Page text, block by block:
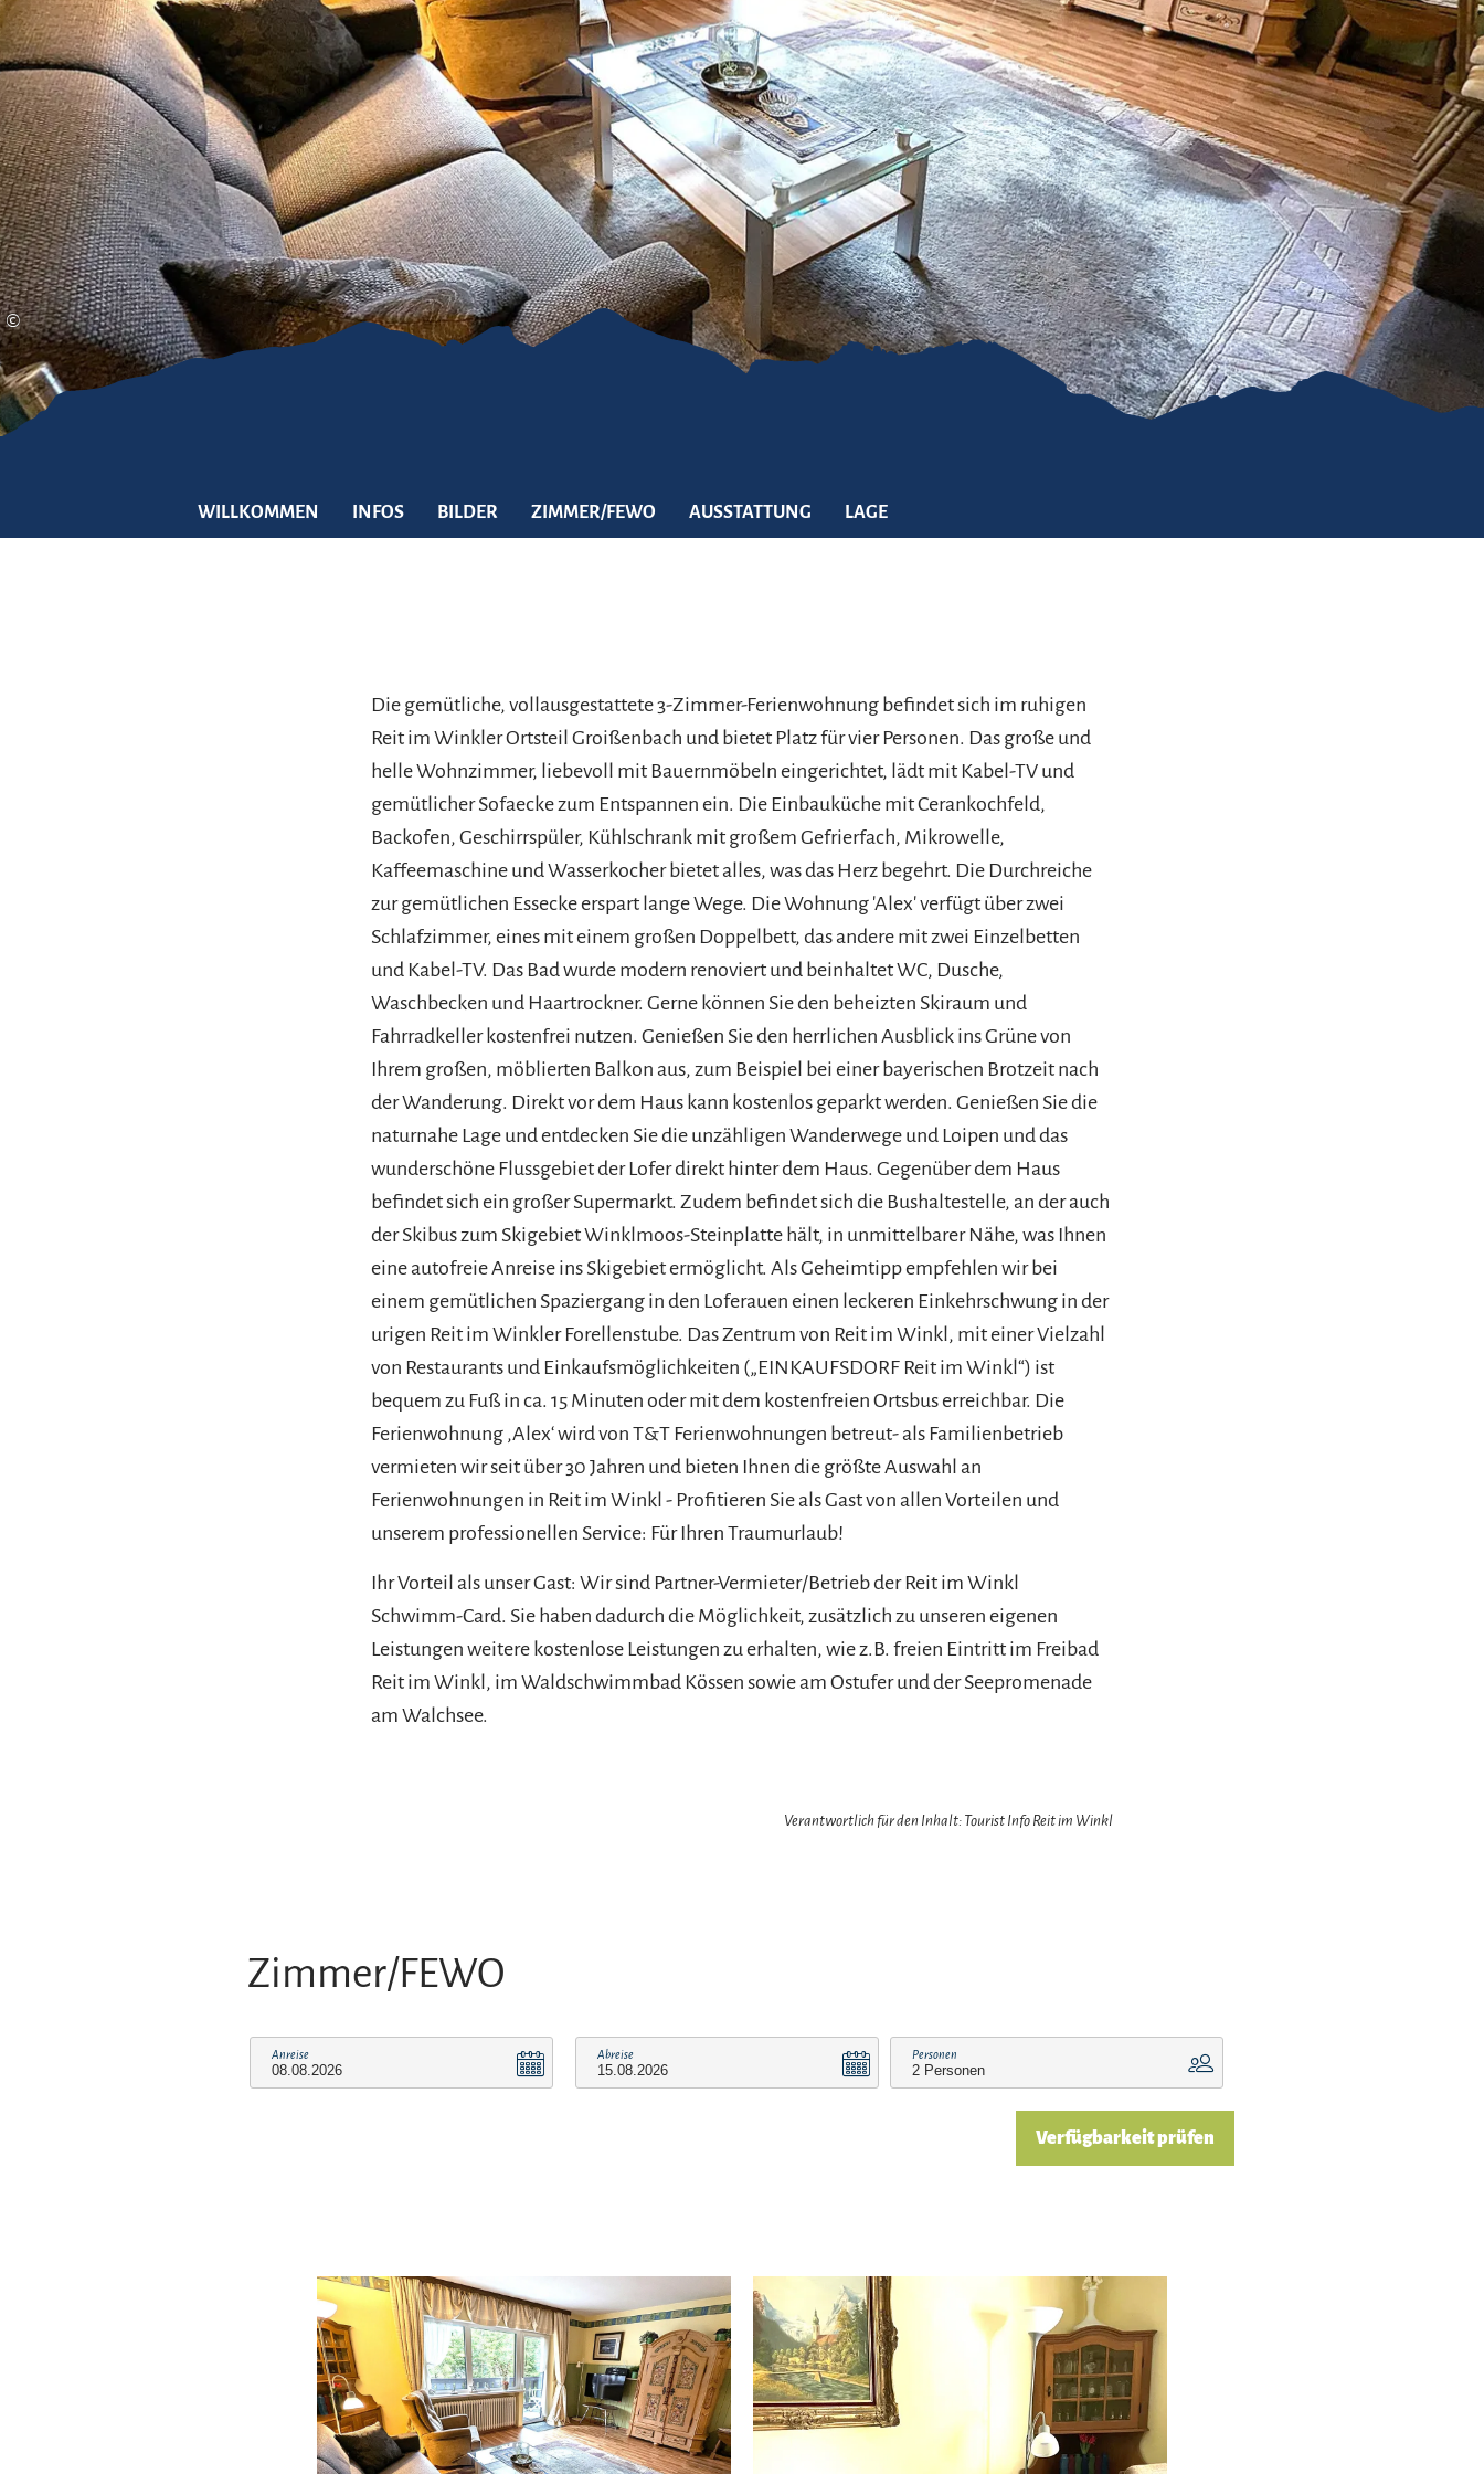
Gleitschirmfliegen &
Luftsport
Interaktive Vollbildkarte
Barrierefreiheit im
Chiemgau
Chiemgau G'schichten
©
WILLKOMMEN INFOS BILDER ZIMMER/FEWO AUSSTATTUNG LAGE
Die gemütliche, vollausgestattete 3-Zimmer-Ferienwohnung befindet sich im ruhigen
Reit im Winkler Ortsteil Groißenbach und bietet Platz für vier Personen. Das große und
helle Wohnzimmer, liebevoll mit Bauernmöbeln eingerichtet, lädt mit Kabel-TV und
gemütlicher Sofaecke zum Entspannen ein. Die Einbauküche mit Cerankochfeld,
Backofen, Geschirrspüler, Kühlschrank mit großem Gefrierfach, Mikrowelle,
Kaffeemaschine und Wasserkocher bietet alles, was das Herz begehrt. Die Durchreiche
zur gemütlichen Essecke erspart lange Wege. Die Wohnung 'Alex' verfügt über zwei
Schlafzimmer, eines mit einem großen Doppelbett, das andere mit zwei Einzelbetten
und Kabel-TV. Das Bad wurde modern renoviert und beinhaltet WC, Dusche,
Waschbecken und Haartrockner. Gerne können Sie den beheizten Skiraum und
Fahrradkeller kostenfrei nutzen. Genießen Sie den herrlichen Ausblick ins Grüne von
Ihrem großen, möblierten Balkon aus, zum Beispiel bei einer bayerischen Brotzeit nach
der Wanderung. Direkt vor dem Haus kann kostenlos geparkt werden. Genießen Sie die
naturnahe Lage und entdecken Sie die unzähligen Wanderwege und Loipen und das
wunderschöne Flussgebiet der Lofer direkt hinter dem Haus. Gegenüber dem Haus
befindet sich ein großer Supermarkt. Zudem befindet sich die Bushaltestelle, an der auch
der Skibus zum Skigebiet Winklmoos-Steinplatte hält, in unmittelbarer Nähe, was Ihnen
eine autofreie Anreise ins Skigebiet ermöglicht. Als Geheimtipp empfehlen wir bei
einem gemütlichen Spaziergang in den Loferauen einen leckeren Einkehrschwung in der
urigen Reit im Winkler Forellenstube. Das Zentrum von Reit im Winkl, mit einer Vielzahl
von Restaurants und Einkaufsmöglichkeiten („EINKAUFSDORF Reit im Winkl“) ist
bequem zu Fuß in ca. 15 Minuten oder mit dem kostenfreien Ortsbus erreichbar. Die
Ferienwohnung ‚Alex‘ wird von T&T Ferienwohnungen betreut- als Familienbetrieb
vermieten wir seit über 30 Jahren und bieten Ihnen die größte Auswahl an
Ferienwohnungen in Reit im Winkl - Profitieren Sie als Gast von allen Vorteilen und
unserem professionellen Service: Für Ihren Traumurlaub!
Ihr Vorteil als unser Gast: Wir sind Partner-Vermieter/Betrieb der Reit im Winkl
Schwimm-Card. Sie haben dadurch die Möglichkeit, zusätzlich zu unseren eigenen
Leistungen weitere kostenlose Leistungen zu erhalten, wie z.B. freien Eintritt im Freibad
Reit im Winkl, im Waldschwimmbad Kössen sowie am Ostufer und der Seepromenade
am Walchsee.
Verantwortlich für den Inhalt: Tourist Info Reit im Winkl
Zimmer/FEWO
Anreise Abreise Personen
Verfügbarkeit prüfen